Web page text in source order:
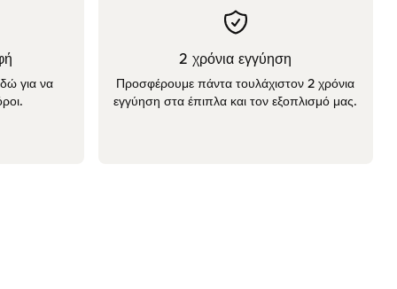
για να
2 χρόνια εγγύηση
Προσφέρουμε πάντα τουλάχιστον 2 χρόνια
εγγύηση στα έπιπλα και τον εξοπλισμό μας.